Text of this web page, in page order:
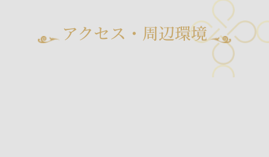
アクセス・周辺環境